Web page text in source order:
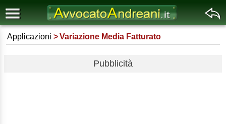
Applicazioni Variazione Media Fatturato
Pubblicità